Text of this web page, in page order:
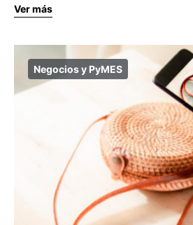
Ver más
Negocios y PyMES